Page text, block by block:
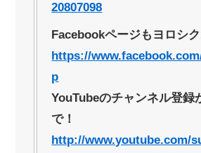
20807098
Facebookページもヨロシ
https://
p
YouTubeのチャンネル登録
で！
http://www.youtube.com/